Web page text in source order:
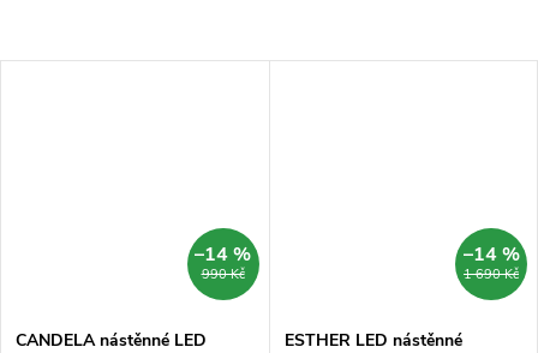
990 Kč
–14 %
CANDELA nástěnné LED
1 690 Kč
–14 %
ESTHER LED nástěnné